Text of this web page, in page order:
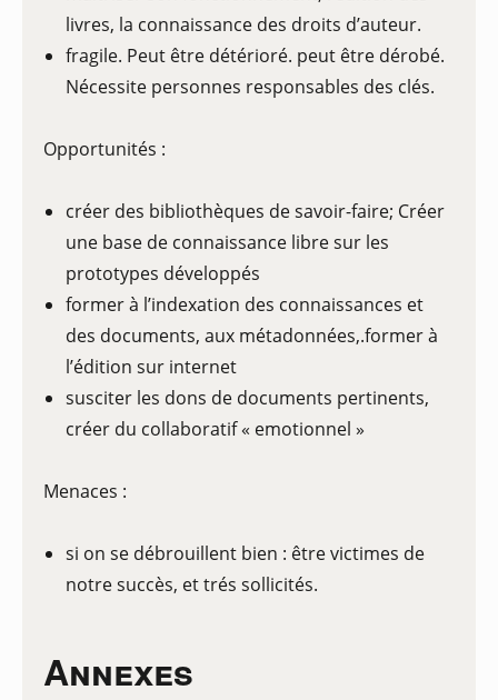
livres, la connaissance des droits d’auteur.
fragile. Peut être détérioré. peut être dérobé.
Nécessite personnes responsables des clés.
Opportunités :
créer des bibliothèques de savoir-faire; Créer
une base de connaissance libre sur les
prototypes développés
former à l’indexation des connaissances et
des documents, aux métadonnées,.former à
l’édition sur internet
susciter les dons de documents pertinents,
créer du collaboratif « emotionnel »
Menaces :
si on se débrouillent bien : être victimes de
notre succès, et trés sollicités.
Annexes